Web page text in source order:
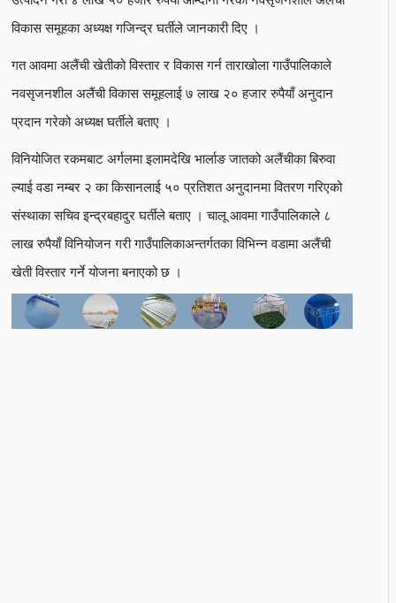
विकास समूहका अध्यक्ष गजिन्द्र घर्तीले जानकारी दिए ।
गत आवमा अलैंची खेतीको विस्तार र विकास गर्न ताराखोला गाउँपालिकाले
नवसृजनशील अलैंची विकास समूहलाई ७ लाख २० हजार रुपैयाँ अनुदान
प्रदान गरेको अध्यक्ष घर्तीले बताए ।
विनियोजित रकमबाट अर्गलमा इलामदेखि भार्लाङ जातको अलैंचीका बिरुवा
ल्याई वडा नम्बर २ का किसानलाई ५० प्रतिशत अनुदानमा वितरण गरिएको
संस्थाका सचिव इन्द्रबहादुर घर्तीले बताए । चालू आवमा गाउँपालिकाले ८
लाख रुपैयाँ विनियोजन गरी गाउँपालिकाअन्तर्गतका विभिन्न वडामा अलैंची
खेती विस्तार गर्ने योजना बनाएको छ ।